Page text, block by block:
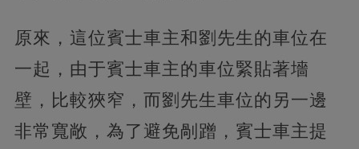
原來，這位賓士車主和劉先生的車位在
一起，由于賓士車主的車位緊貼著墻
壁，比較狹窄，而劉先生車位的另一邊
非常寬敞，為了避免剮蹭，賓士車主提